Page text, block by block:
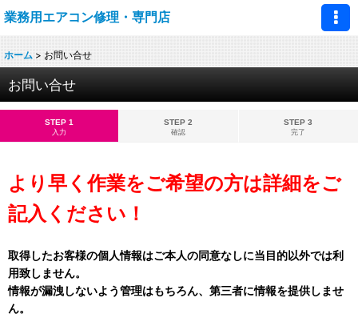
業務用エアコン修理・専門店
ホーム > お問い合せ
お問い合せ
STEP 1
入力
STEP 2
確認
STEP 3
完了
より早く作業をご希望の方は詳細をご
記入ください！
取得したお客様の個人情報はご本人の同意なしに当目的以外では利
用致しません。
情報が漏洩しないよう管理はもちろん、第三者に情報を提供しませ
ん。